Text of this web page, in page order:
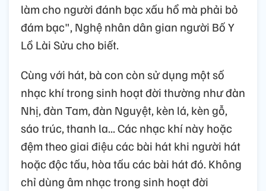
làm cho người đánh bạc xấu hổ mà phải bỏ
đám bạc", Nghệ nhân dân gian người Bố Y
Lồ Lài Sửu cho biết.
Cùng với hát, bà con còn sử dụng một số
nhạc khí trong sinh hoạt đời thường như đàn
Nhị, đàn Tam, đàn Nguyệt, kèn lá, kèn gỗ,
sáo trúc, thanh la... Các nhạc khí này hoặc
đệm theo giai điệu các bài hát khi người hát
hoặc độc tấu, hòa tấu các bài hát đó. Không
chỉ dùng âm nhạc trong sinh hoạt đời